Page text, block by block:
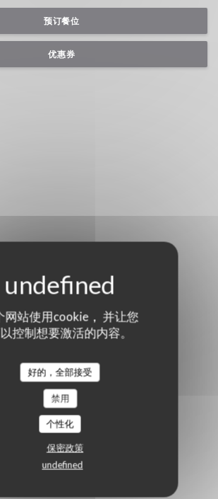
网站使用cookie， 并让您
控制想要激活的内容。
好的，全部接受
禁用
个性化
保密政策
undefined
预订餐位
优惠券